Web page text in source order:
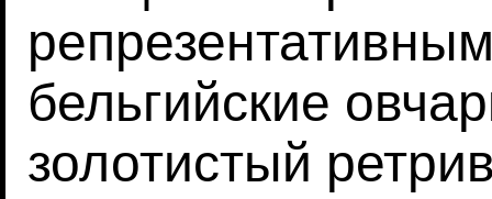
бельгийские
золотистый